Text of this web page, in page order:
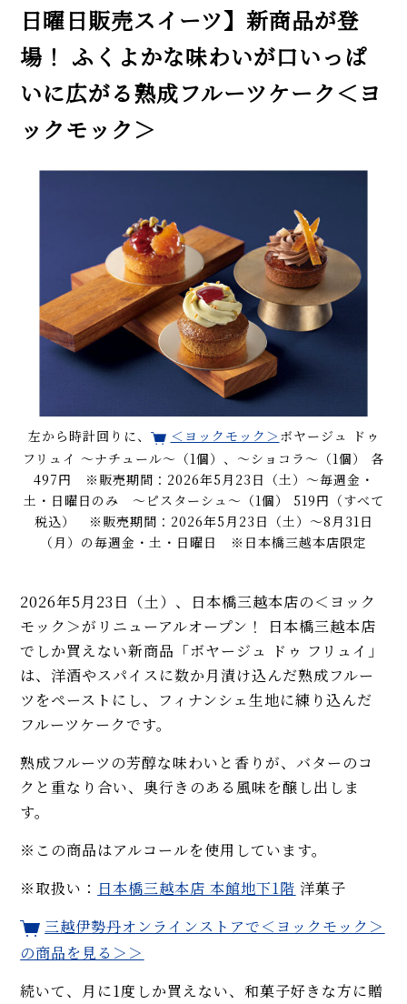
日曜日販売スイーツ】新商品が登
場！ ふくよかな味わいが口いっぱ
いに広がる熟成フルーツケーク＜ヨ
ックモック＞
左から時計回りに、 ＜ヨックモック＞ ボヤージュ ドゥ
フリュイ ～ナチュール～（1個）、～ショコラ～（1個） 各
497円 ※販売期間：2026年5月23日（土）～毎週金・
土・日曜日のみ ～ピスターシュ～（1個） 519円（すべて
税込） ※販売期間：2026年5月23日（土）～8月31日
（月）の毎週金・土・日曜日 ※日本橋三越本店限定
2026年5月23日（土）、日本橋三越本店の＜ヨック
モック＞がリニューアルオープン！ 日本橋三越本店
でしか買えない新商品「ボヤージュ ドゥ フリュイ」
は、洋酒やスパイスに数か月漬け込んだ熟成フルー
ツをペーストにし、フィナンシェ生地に練り込んだ
フルーツケークです。
熟成フルーツの芳醇な味わいと香りが、バターのコ
クと重なり合い、奥行きのある風味を醸し出しま
す。
※この商品はアルコールを使用しています。
※取扱い： 日本橋三越本店 本館地下1階 洋菓子
三越伊勢丹オンラインストアで＜ ヨックモック ＞
の商品を見る＞＞
続いて、月に1度しか買えない、和菓子好きな方に贈